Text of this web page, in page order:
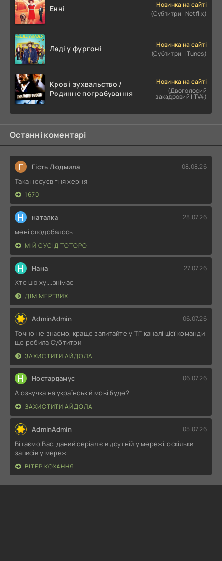
Енні
Новинка на сайті
(Субтитри | Netflix)
Леді у фургоні
Новинка на сайті
(Субтитри | iTunes)
Кров і зухвальство /
Родинне пограбування
Новинка на сайті
(Двоголосий
закадровий | TV4)
Останні коментарі
Г Гість Людмила 08.08.26
Така несусвітня херня
1670
Н наталка 28.07.26
мені сподобалось
МІЙ СУСІД ТОТОРО
Н Нана 27.07.26
Хто цю ху....знімає
ДІМ МЕРТВИХ
AdminAdmin 06.07.26
Точно не знаємо, краще запитайте у ТГ каналі цієї команди
що робила Субтитри
ЗАХИСТИТИ АЙДОЛА
Н Ностардамус 06.07.26
А озвучка на українській мові буде?
ЗАХИСТИТИ АЙДОЛА
AdminAdmin 05.07.26
Вітаємо Вас, даний серіал є відсутній у мережі, оскільки
записів у мережі
ВІТЕР КОХАННЯ